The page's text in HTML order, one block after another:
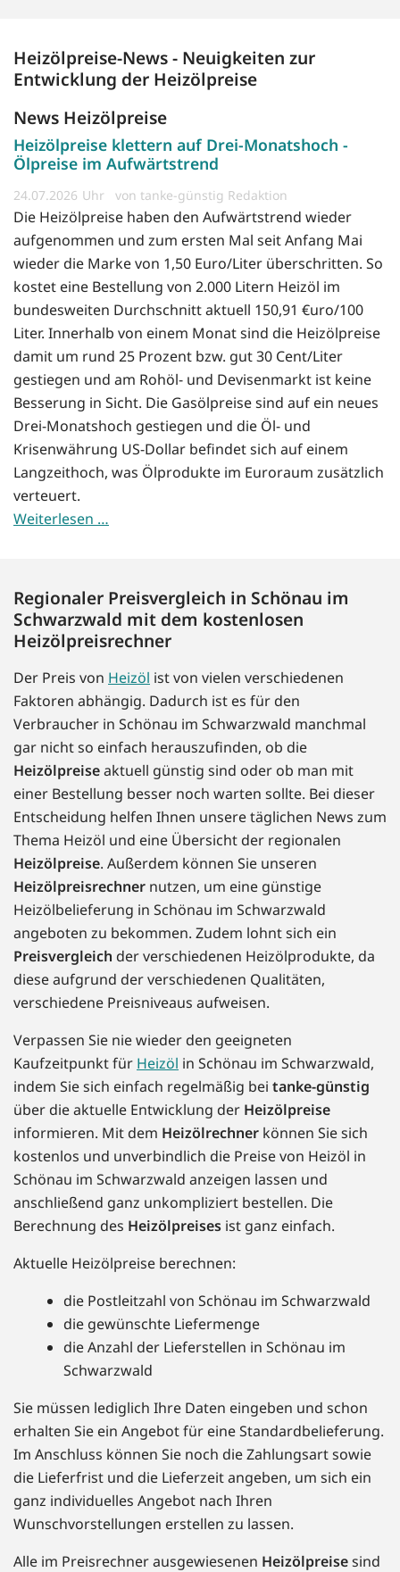
Heizölpreise-News - Neuigkeiten zur
Entwicklung der Heizölpreise
News Heizölpreise
Heizölpreise klettern auf Drei-Monatshoch -
Ölpreise im Aufwärtstrend
24.07.2026 von tanke-günstig Redaktion
Die Heizölpreise haben den Aufwärtstrend wieder
aufgenommen und zum ersten Mal seit Anfang Mai
wieder die Marke von 1,50 Euro/Liter überschritten. So
kostet eine Bestellung von 2.000 Litern Heizöl im
bundesweiten Durchschnitt aktuell 150,91 €uro/100
Liter. Innerhalb von einem Monat sind die Heizölpreise
damit um rund 25 Prozent bzw. gut 30 Cent/Liter
gestiegen und am Rohöl- und Devisenmarkt ist keine
Besserung in Sicht. Die Gasölpreise sind auf ein neues
Drei-Monatshoch gestiegen und die Öl- und
Krisenwährung US-Dollar befindet sich auf einem
Langzeithoch, was Ölprodukte im Euroraum zusätzlich
verteuert.
Weiterlesen …
Regionaler Preisvergleich in Schönau im
Schwarzwald mit dem kostenlosen
Heizölpreisrechner
Der Preis von Heizöl ist von vielen verschiedenen
Faktoren abhängig. Dadurch ist es für den
Verbraucher in Schönau im Schwarzwald manchmal
gar nicht so einfach herauszufinden, ob die
Heizölpreiseaktuell günstig sind oder ob man mit
einer Bestellung besser noch warten sollte. Bei dieser
Entscheidung helfen Ihnen unsere täglichen News zum
Thema Heizöl und eine Übersicht der regionalen
Heizölpreise. Außerdem können Sie unseren
Heizölpreisrechner nutzen, um eine günstige
Heizölbelieferung in Schönau im Schwarzwald
angeboten zu bekommen. Zudem lohnt sich ein
Preisvergleich der verschiedenen Heizölprodukte, da
diese aufgrund der verschiedenen Qualitäten,
verschiedene Preisniveaus aufweisen.
Verpassen Sie nie wieder den geeigneten
Kaufzeitpunkt für Heizöl in Schönau im Schwarzwald,
indem Sie sich einfach regelmäßig bei tanke-günstig
über die aktuelle Entwicklung der Heizölpreise
informieren. Mit dem Heizölrechner können Sie sich
kostenlos und unverbindlich die Preise von Heizöl in
Schönau im Schwarzwald anzeigen lassen und
anschließend ganz unkompliziert bestellen. Die
Berechnung des Heizölpreises ist ganz einfach.
Aktuelle Heizölpreise berechnen:
die Postleitzahl von Schönau im Schwarzwald
die gewünschte Liefermenge
die Anzahl der Lieferstellen in Schönau im
Schwarzwald
Sie müssen lediglich Ihre Daten eingeben und schon
erhalten Sie ein Angebot für eine Standardbelieferung.
Im Anschluss können Sie noch die Zahlungsart sowie
die Lieferfrist und die Lieferzeit angeben, um sich ein
ganz individuelles Angebot nach Ihren
Wunschvorstellungen erstellen zu lassen.
Alle im Preisrechner ausgewiesenen Heizölpreisesind